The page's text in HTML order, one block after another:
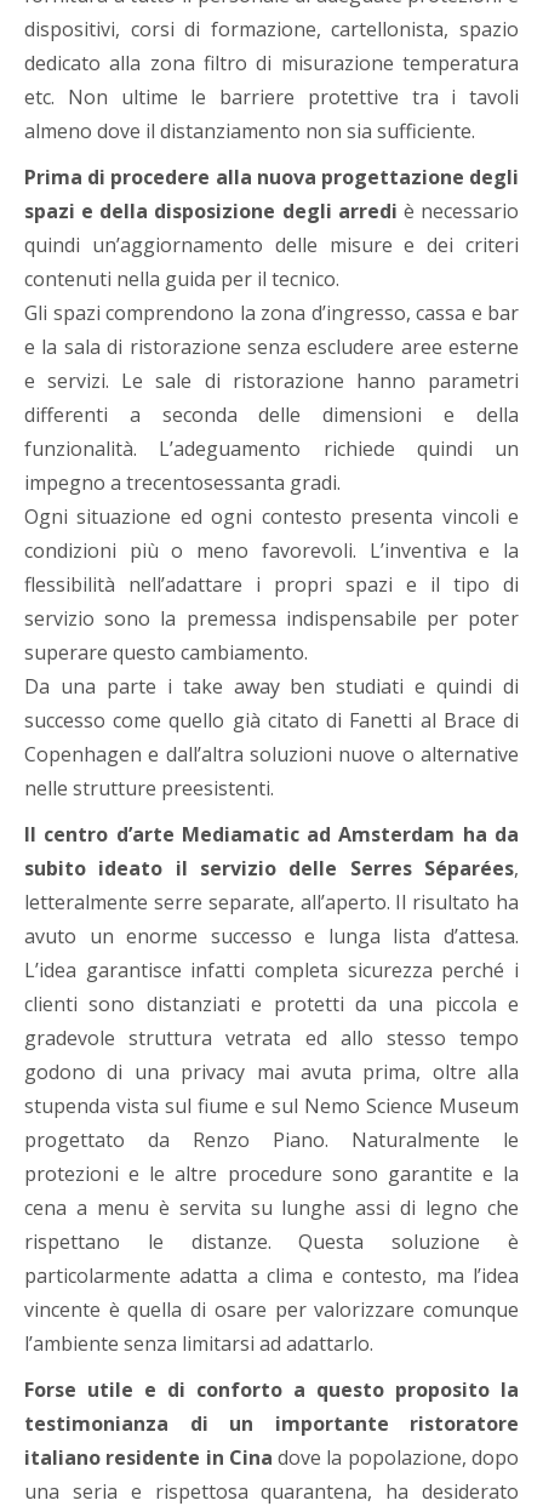
dispositivi, corsi di formazione, cartellonista, spazio
dedicato alla zona filtro di misurazione temperatura
etc. Non ultime le barriere protettive tra i tavoli
almeno dove il distanziamento non sia sufficiente.
Prima di procedere alla nuova progettazione degli
spazi e della disposizione degli arredi è necessario
quindi un’aggiornamento delle misure e dei criteri
contenuti nella guida per il tecnico.
Gli spazi comprendono la zona d’ingresso, cassa e bar
e la sala di ristorazione senza escludere aree esterne
e servizi. Le sale di ristorazione hanno parametri
differenti a seconda delle dimensioni e della
funzionalità. L’adeguamento richiede quindi un
impegno a trecentosessanta gradi.
Ogni situazione ed ogni contesto presenta vincoli e
condizioni più o meno favorevoli. L’inventiva e la
flessibilità nell’adattare i propri spazi e il tipo di
servizio sono la premessa indispensabile per poter
superare questo cambiamento.
Da una parte i take away ben studiati e quindi di
successo come quello già citato di Fanetti al Brace di
Copenhagen e dall’altra soluzioni nuove o alternative
nelle strutture preesistenti.
Il centro d’arte Mediamatic ad Amsterdam ha da
subito ideato il servizio delle Serres Séparées,
letteralmente serre separate, all’aperto. Il risultato ha
avuto un enorme successo e lunga lista d’attesa.
L’idea garantisce infatti completa sicurezza perché i
clienti sono distanziati e protetti da una piccola e
gradevole struttura vetrata ed allo stesso tempo
godono di una privacy mai avuta prima, oltre alla
stupenda vista sul fiume e sul Nemo Science Museum
progettato da Renzo Piano. Naturalmente le
protezioni e le altre procedure sono garantite e la
cena a menu è servita su lunghe assi di legno che
rispettano le distanze. Questa soluzione è
particolarmente adatta a clima e contesto, ma l’idea
vincente è quella di osare per valorizzare comunque
l’ambiente senza limitarsi ad adattarlo.
Forse utile e di conforto a questo proposito la
testimonianza di un importante ristoratore
italiano residente in Cina dove la popolazione, dopo
una seria e rispettosa quarantena, ha desiderato